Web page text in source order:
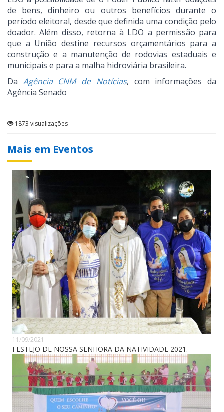
de bens, dinheiro ou outros benefícios durante o
período eleitoral, desde que definida uma condição pelo
doador. Além disso, retorna à LDO a permissão para
que a União destine recursos orçamentários para a
construção e a manutenção de rodovias estaduais e
municipais e para a malha hidroviária brasileira.
Da Agência CNM de Notícias, com informações da
Agência Senado
1873 visualizações
Mais em Eventos
11/09/2021
FESTEJO DE NOSSA SENHORA DA NATIVIDADE 2021.